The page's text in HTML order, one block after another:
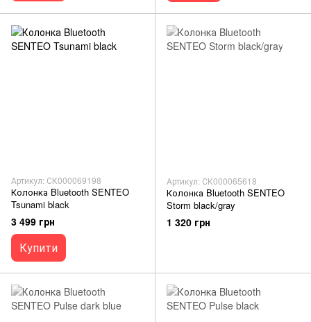
Артикул: СК000069198
Колонка Bluetooth SENTEO
Tsunami black
3 499 грн
Купити
Артикул: СК000065618
Колонка Bluetooth SENTEO
Storm black/gray
1 320 грн